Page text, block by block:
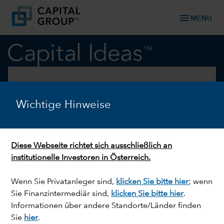
Wichtige Hinweise
Diese Webseite richtet sich ausschließlich an
institutionelle Investoren in Österreich.
Wenn Sie Privatanleger sind, klicken Sie bitte hier; wenn
Sie Finanzintermediär sind, klicken Sie bitte hier.
Informationen über andere Standorte/Länder finden
Sie hier.
menu MENU
LANGFRISTIGES INVESTIEREN